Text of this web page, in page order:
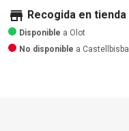
store Recogida en tienda
Disponible a Olot
No disponible a Castellbisbal